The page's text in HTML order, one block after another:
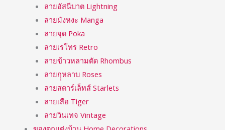
ลายอัสนีบาต Lightning
ลายมังหงะ Manga
ลายจุด Poka
ลายเรโทร Retro
ลายข้าวหลามตัด Rhombus
ลายกุุหลาบ Roses
ลายสตาร์เล็ทส์ Starlets
ลายเสือ Tiger
ลายวินเทจ Vintage